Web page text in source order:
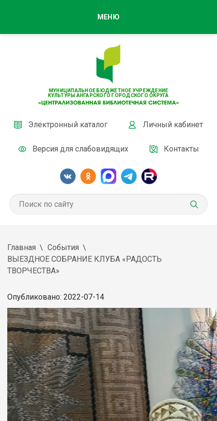
МУНИЦИПАЛЬНОЕ БЮДЖЕТНОЕ УЧРЕЖДЕНИЕ
КУЛЬТУРЫ АНГАРСКОГО ГОРОДСКОГО ОКРУГА
Электронный каталог Личный кабинет
Версия для слабовидящих Контакты
МЕНЮ
Главная
События
ВЫЕЗДНОЕ СОБРАНИЕ КЛУБА «РАДОСТЬ
ТВОРЧЕСТВА»
Опубликовано: 2022-07-14